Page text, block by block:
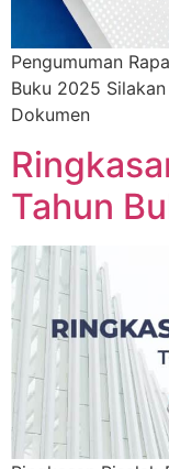
Pengumuman
Buku 2025
Dokumen
Tahun